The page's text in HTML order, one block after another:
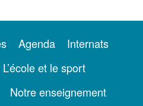
Agenda
Internats
L’école et le sport
Notre enseignement